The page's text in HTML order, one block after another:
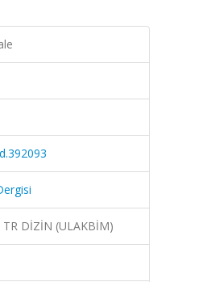
TR DİZİN (ULAKBİM)